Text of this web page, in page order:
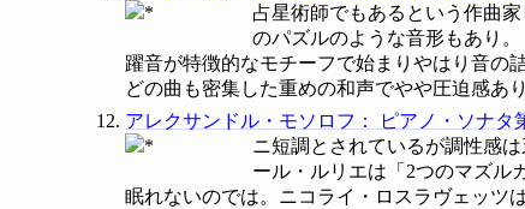
占星術師でもあるという作曲
のパズルのような音形もあり
躍音が特徴的なモチーフで始まりやはり音の
どの曲も密集した重めの和声でやや圧迫感あ
アレクサンドル・モソロフ ： ピアノ・ソナタ
ニ短調とされているが調性感
ール・ルリエは「2つのマズル
眠れないのでは。ニコライ・ロスラヴェッツ